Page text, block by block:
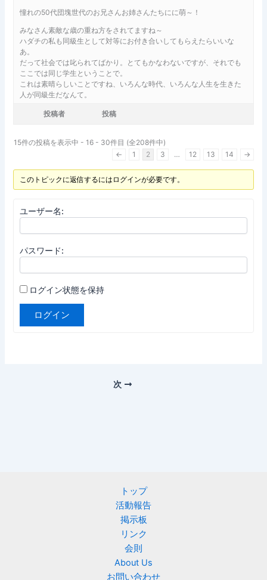
憧れの50代団塊世代のお兄さんお姉さんたちにに萌～！
みなさん素敵な歳の重ね方をされてますね～
ハダチの私も同級生として対等にお付き合いしてもらえたらいいな
あ。
だって社会では叱られてばかり。とてもかなわないですが、それでも
ここでは同じ学生ということで。
これは素晴らしいことですね、いろんな時代、いろんな人生を生きた
人が同級生だなんて。
投稿者 投稿
15件の投稿を表示中 - 16 - 30件目 (全208件中)
←
1 2 3 … 12 13 14 →
このトピックに返信するにはログインが必要です。
ユーザー名:
パスワード:
ログイン状態を保持
ログイン
次
トップ
活動報告
掲示板
リンク
会則
About Us
お問い合わせ